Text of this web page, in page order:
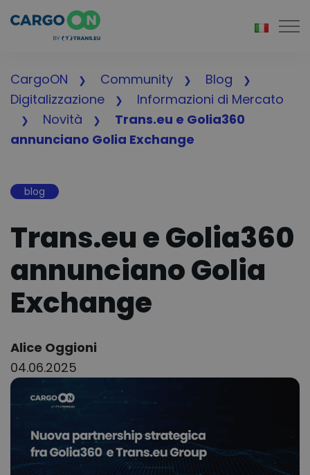
CargoON Community
Blog
Digitalizzazione
Informazioni di Mercato
Novità
Trans.eu e Golia360
annunciano Golia Exchange
blog
Trans.eu e Golia360
annunciano Golia
Exchange
Author:
Alice Oggioni
04.06.2025